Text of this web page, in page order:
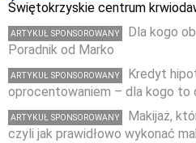
Świętokrzyskie centrum
ARTYKUŁ SPONSOROWANY
Dla kogo
Poradnik od Marko
ARTYKUŁ SPONSOROWANY
Kredyt
oprocentowaniem – dla kogo to
ARTYKUŁ SPONSOROWANY
Makijaż,
czyli jak prawidłowo wykonać